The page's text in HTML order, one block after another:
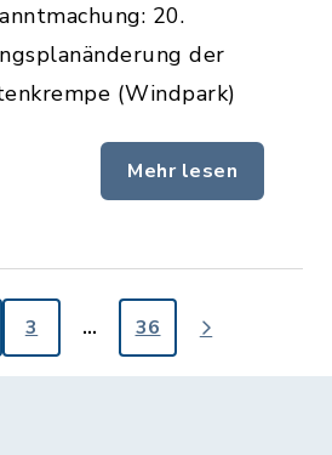
20.
der
(Windpark)
Mehr lesen
3 … 36